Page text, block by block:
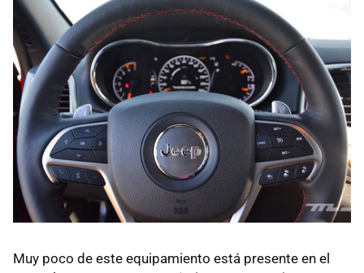
Muy poco de este equipamiento está presente en el